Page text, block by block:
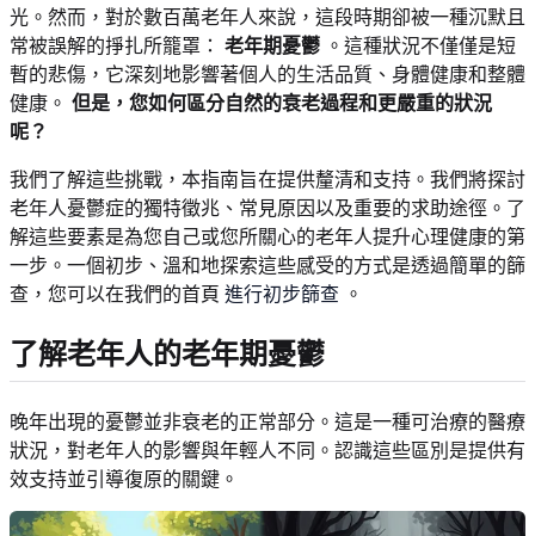
光。然而，對於數百萬老年人來說，這段時期卻被一種沉默且
常被誤解的掙扎所籠罩： 老年期憂鬱 。這種狀況不僅僅是短
暫的悲傷，它深刻地影響著個人的生活品質、身體健康和整體
健康。 但是，您如何區分自然的衰老過程和更嚴重的狀況
呢？
我們了解這些挑戰，本指南旨在提供釐清和支持。我們將探討
老年人憂鬱症的獨特徵兆、常見原因以及重要的求助途徑。了
解這些要素是為您自己或您所關心的老年人提升心理健康的第
一步。一個初步、溫和地探索這些感受的方式是透過簡單的篩
查，您可以在我們的首頁 進行初步篩查 。
了解老年人的老年期憂鬱
晚年出現的憂鬱並非衰老的正常部分。這是一種可治療的醫療
狀況，對老年人的影響與年輕人不同。認識這些區別是提供有
效支持並引導復原的關鍵。